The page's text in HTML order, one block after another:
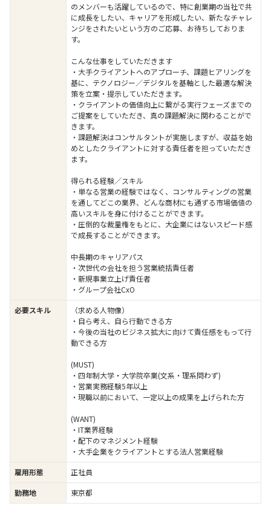
のメンバーも活躍しているので、特に創業期の当社で共
に成長をしたい、キャリアを形成したい、新たなチャレ
ンジをされたいという方のご応募、お待ちしておりま
す。
こんな仕事をしていただきます
・大手クライアントへのアプローチ、課題ヒアリングを
基に、テクノロジー／デジタルを基軸とした最適な解決
策を立案・提示していただきます。
・クライアントの価値向上に繋がる実行フェーズまでの
ご提案をしていただき、真の課題解決に関わることがで
きます。
・課題解決はコンサルタントが実施しますが、収益を始
めとしたクライアントに対する責任者を担っていただき
ます。
得られる経験／スキル
・単なる営業の経験ではなく、コンサルティングの営業
を通してどこの業界、どんな商材にも通ずる市場価値の
高いスキルを身に付けることができます。
・圧倒的な裁量権をもとに、大企業にはないスピード感
で成長することができます。
中長期のキャリアパス
・次世代の会社を担う営業統括責任者
・新規事業立上げ責任者
・グループ会社CxO
必要スキル
（求める人物像）
・自ら考え、自ら行動できる方
・今後の当社のビジネス拡大に向けて責任感をもって行
動できる方
(MUST)
・四年制大学・大学院卒業(文系・理系問わず)
・営業実務経験5年以上
・現職以前において、一定以上の成果を上げられた方
(WANT)
・IT業界経験
・配下のマネジメント経験
・大手企業をクライアントとする法人営業経験
雇用形態
正社員
勤務地
東京都